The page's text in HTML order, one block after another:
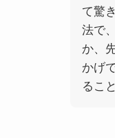
て驚
法で
か、
かげ
るこ